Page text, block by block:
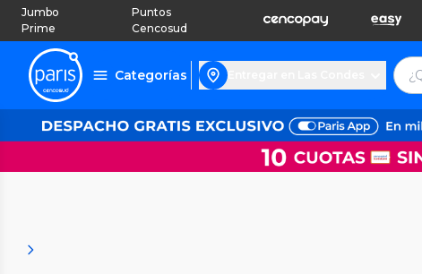
Jumbo
Prime
Puntos
Cencosud
Categorías